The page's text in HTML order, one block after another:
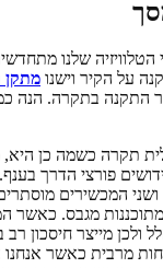
הטלוויזיה שלנו
על הקיר וישנו מתקן
התקנה בתקרה. הנה
תקרה כשמה כן
פורצי הדרך
ושני המכשירים
מגבס. כאשר
ולכן מייצר חיסכון
מרבית כאשר אנחנו